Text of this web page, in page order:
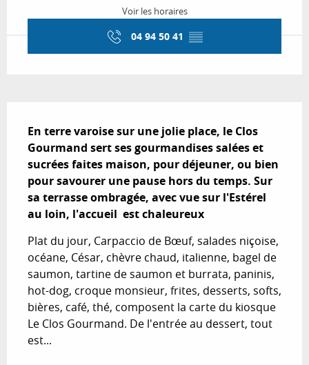
Voir les horaires
04 94 50 41 ▒▒
En terre varoise sur une jolie place, le Clos
Gourmand sert ses gourmandises salées et
sucrées faites maison, pour déjeuner, ou bien
pour savourer une pause hors du temps. Sur
sa terrasse ombragée, avec vue sur l'Estérel
au loin, l'accueil  est chaleureux
Plat du jour, Carpaccio de Bœuf, salades niçoise,
océane, César, chèvre chaud, italienne, bagel de
saumon, tartine de saumon et burrata, paninis,
hot-dog, croque monsieur, frites, desserts, softs,
bières, café, thé, composent la carte du kiosque
Le Clos Gourmand. De l'entrée au dessert, tout
est...